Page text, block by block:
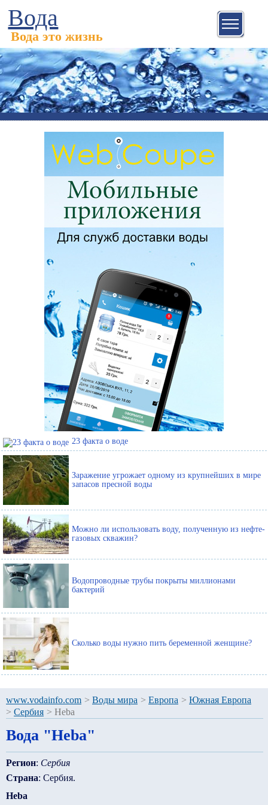
Вода
Вода это жизнь
23 факта о воде
Заражение угрожает одному из крупнейших в мире
запасов пресной воды
Можно ли использовать воду, полученную из нефте-
газовых скважин?
Водопроводные трубы покрыты миллионами
бактерий
Сколько воды нужно пить беременной женщине?
www.vodainfo.com > Воды мира > Европа > Южная Европа
> Сербия > Heba
Вода "Heba"
Регион: Сербия
Страна: Сербия.
Heba